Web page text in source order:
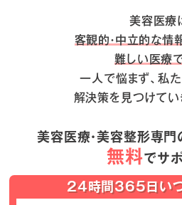
美容医療
客観的・中立的な情
難しい医療で
一人で悩まず、私
解決策を見つけてい
美容医療・美容整形専
無料でサポ
24時間365日い